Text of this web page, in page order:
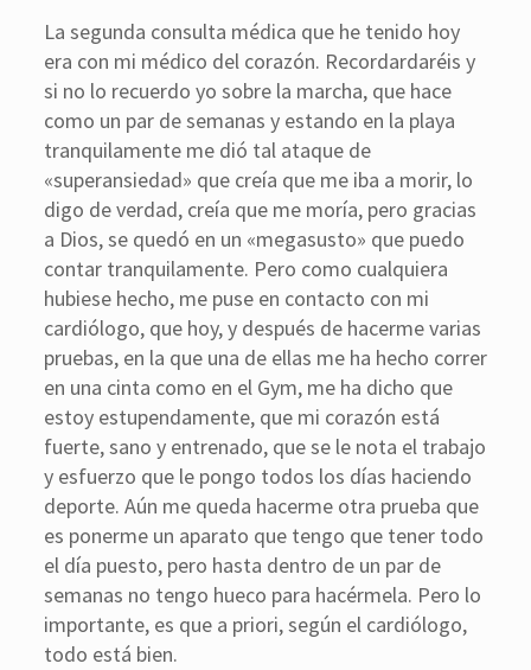
La segunda consulta médica que he tenido hoy
era con mi médico del corazón. Recordardaréis y
si no lo recuerdo yo sobre la marcha, que hace
como un par de semanas y estando en la playa
tranquilamente me dió tal ataque de
«superansiedad» que creía que me iba a morir, lo
digo de verdad, creía que me moría, pero gracias
a Dios, se quedó en un «megasusto» que puedo
contar tranquilamente. Pero como cualquiera
hubiese hecho, me puse en contacto con mi
cardiólogo, que hoy, y después de hacerme varias
pruebas, en la que una de ellas me ha hecho correr
en una cinta como en el Gym, me ha dicho que
estoy estupendamente, que mi corazón está
fuerte, sano y entrenado, que se le nota el trabajo
y esfuerzo que le pongo todos los días haciendo
deporte. Aún me queda hacerme otra prueba que
es ponerme un aparato que tengo que tener todo
el día puesto, pero hasta dentro de un par de
semanas no tengo hueco para hacérmela. Pero lo
importante, es que a priori, según el cardiólogo,
todo está bien.